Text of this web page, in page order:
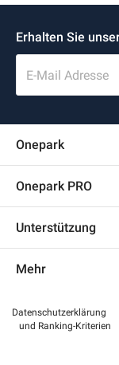
Erhalten Sie
E-Mail Adresse
Onepark
Onepark PRO
Werden Sie unser
Auf meinen
Unterstützung
Bezahlen Sie Ihren
Mehr
Datenschutzerklärung
und Ranking-Kriterien